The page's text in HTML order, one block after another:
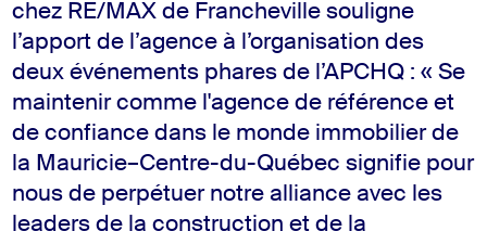
chez RE/MAX de Francheville souligne
l’apport de l’agence à l’organisation des
deux événements phares de l’APCHQ : « Se
maintenir comme l'agence de référence et
de confiance dans le monde immobilier de
la Mauricie–Centre-du-Québec signifie pour
nous de perpétuer notre alliance avec les
leaders de la construction et de la